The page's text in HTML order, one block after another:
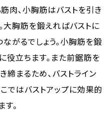
肉、小胸筋はバストを引き
大胸筋を鍛えればバストに
がるでしょう。小胸筋を鍛
役立ちます。また前鋸筋を
締まるため、バストライン
ではバストアップに効果的
。